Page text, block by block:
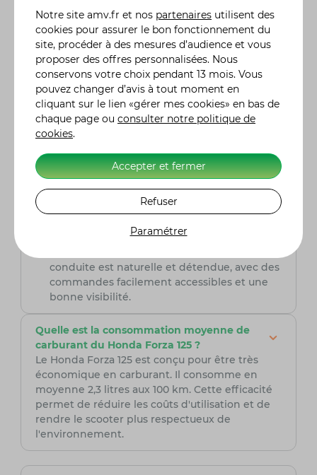
confort de conduite optimal, que ce soit pour
les trajets quotidiens en ville ou pour les
escapades plus longues. Voici quelques
éléments qui contribuent à ce confort :
Siège ergonomique : le siège est large et
bien rembourré, offrant un bon soutien pour
le conducteur et le passager.
Suspensions : les suspensions avant et
arrière sont calibrées pour absorber les
garantissant une conduite souple.
Pare-brise ajustable : le pare-brise peut être
ajusté électriquement pour s'adapter aux
préférences du conducteur et aux conditions
conduite est naturelle et détendue, avec des
commandes facilement accessibles et une
bonne visibilité.
Quelle est la consommation moyenne de
carburant du Honda Forza 125 ?
Le Honda Forza 125 est conçu pour être très
économique en carburant. Il consomme en
moyenne 2,3 litres aux 100 km. Cette efficacité
permet de réduire les coûts d'utilisation et de
rendre le scooter plus respectueux de
l'environnement.
Notre site amv.fr et nos partenaires utilisent des
cookies pour assurer le bon fonctionnement du
site, procéder à des mesures d’audience et vous
proposer des offres personnalisées. Nous
conservons votre choix pendant 13 mois. Vous
pouvez changer d’avis à tout moment en
cliquant sur le lien «gérer mes cookies» en bas de
chaque page ou consulter notre politique de
cookies.
Accepter et fermer
Refuser
Paramétrer